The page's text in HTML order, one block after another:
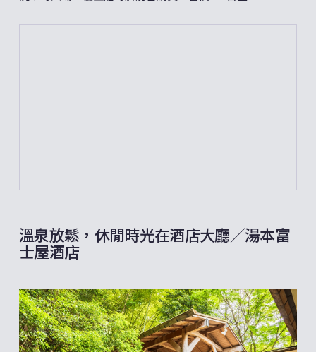
溫泉放鬆，休閒時光在酒店大廳／湯本富
士屋酒店